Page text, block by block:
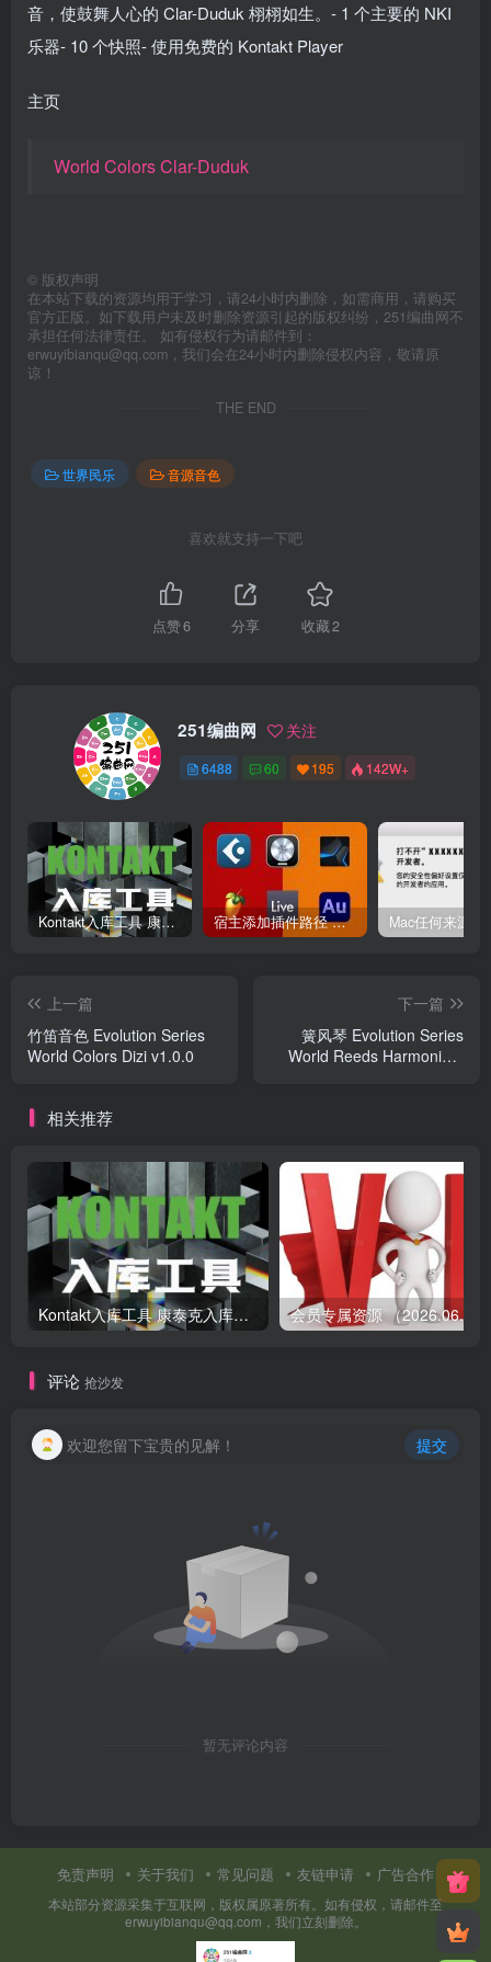
音，使鼓舞人心的 Clar-Duduk 栩栩如生。- 1 个主要的 NKI
乐器- 10 个快照- 使用免费的 Kontakt Player
主页
World Colors Clar-Duduk
© 版权声明
在本站下载的资源均用于学习，请24小时内删除，如需商用，请购买
官方正版。如下载用户未及时删除资源引起的版权纠纷，251编曲网不
承担任何法律责任。 如有侵权行为请邮件到：
erwuyibianqu@qq.com，我们会在24小时内删除侵权内容，敬请原
谅！
THE END
世界民乐 音源音色
喜欢就支持一下吧
点赞6 分享 收藏2
251编曲网 关注
6488 60 195 142W+
Kontakt入库工具 康泰克入库教程 宿主添加插件路径 插件路径设置 VSTPlugins路径
上一篇
竹笛音色 Evolution Series
World Colors Dizi v1.0.0
下一篇
簧风琴 Evolution Series
World Reeds Harmonium
相关推荐
Kontakt入库工具 康泰克入库教程
评论 抢沙发
欢迎您留下宝贵的见解！ 提交
暂无评论内容
免责声明 关于我们 常见问题 友链申请 广告合作
本站部分资源采集于互联网，版权属原著所有。如有侵权，请邮件至
erwuyibianqu@qq.com，我们立刻删除。